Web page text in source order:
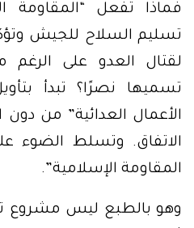
فماذا تفعل “المقاومة
تسليم السلاح للجيش
لقتال العدو على
تسميها نصرًا؟ تبدأ
الأعمال العدائية” من
الاتفاق. وتسلط الضوء
المقاومة الإسلامية”.
وهو بالطبع ليس مشروع